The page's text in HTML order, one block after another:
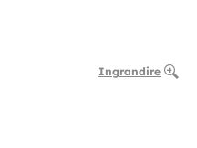
Ingrandire